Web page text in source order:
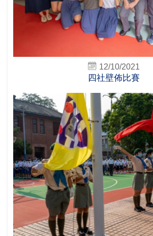
12/10/2021
四社壁佈比賽